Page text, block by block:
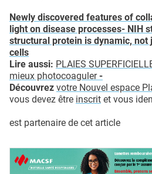
Newly discovered features of
light on disease processes- NIH
structural protein is dynamic,
cells
Lire aussi: PLAIES
mieux photocoaguler-
Découvrez votre Nouvel espace
vous devez être inscrit et vous
est partenaire de cet article